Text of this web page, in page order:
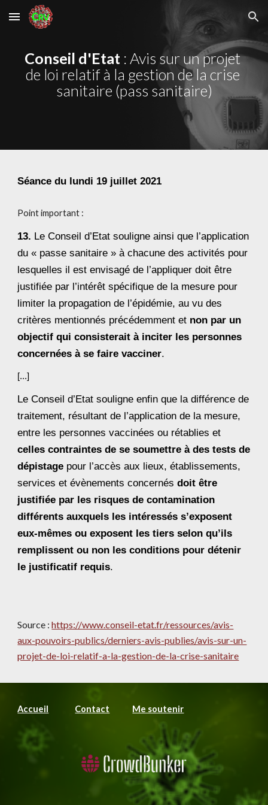
Skip to main content Skip to navigation
Conseil d'Etat : Avis sur un projet
de loi relatif à la gestion de la crise
sanitaire (pass sanitaire)
Séance du lundi 19 juillet 2021
Point important :
13. Le Conseil d’Etat souligne ainsi que l’application
du « passe sanitaire » à chacune des activités pour
lesquelles il est envisagé de l’appliquer doit être
justifiée par l’intérêt spécifique de la mesure pour
limiter la propagation de l’épidémie, au vu des
critères mentionnés précédemment et non par un
objectif qui consisterait à inciter les personnes
concernées à se faire vacciner.
[...]
Le Conseil d’Etat souligne enfin que la différence de
traitement, résultant de l’application de la mesure,
celles contraintes de se soumettre à des tests de
dépistage pour l’accès aux lieux, établissements,
services et évènements concernés doit être
justifiée par les risques de contamination
différents auxquels les intéressés s’exposent
eux-mêmes ou exposent les tiers selon qu’ils
remplissent ou non les conditions pour détenir
le justificatif requis.
Source : https://www.conseil-etat.fr/ressources/avis-
aux-pouvoirs-publics/derniers-avis-publies/avis-sur-un-
projet-de-loi-relatif-a-la-gestion-de-la-crise-sanitaire
Accueil Contact Me soutenir